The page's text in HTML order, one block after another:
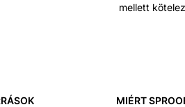
mellett
MIÉRT